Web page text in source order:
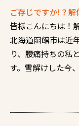
ご存じですか!？解
皆様こんにちは！
北海道函館市は近
り、腰痛持ちの私
す。雪解けした今